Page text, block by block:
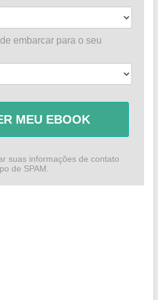
embarcar para o seu
MEU EBOOK
suas informações de contato
de SPAM.